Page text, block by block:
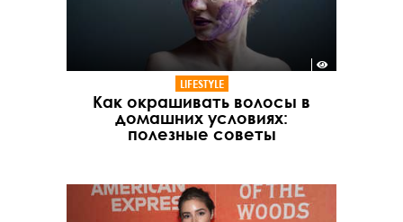
LIFESTYLE
Как окрашивать волосы в
домашних условиях:
полезные советы